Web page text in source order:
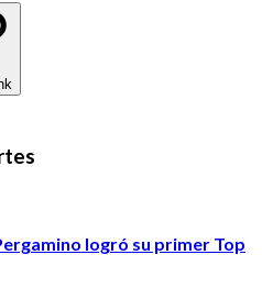
logró su primer Top